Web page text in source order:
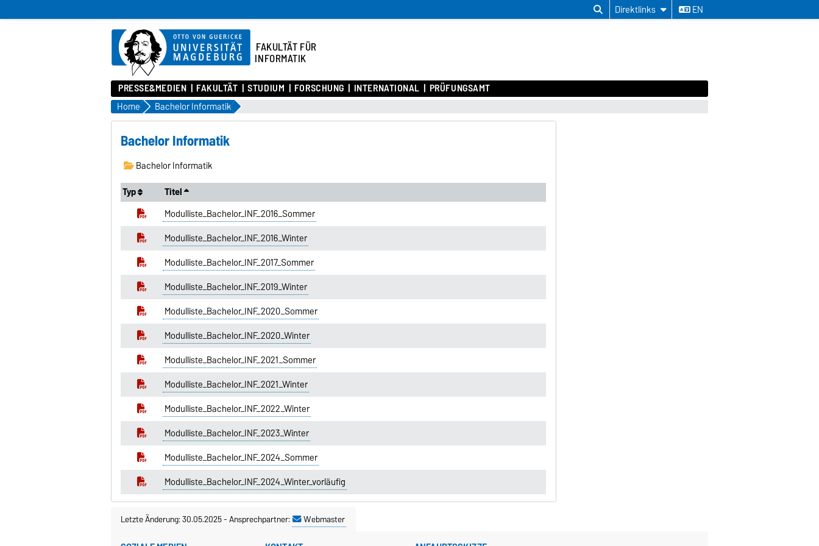
Direktlinks EN
FAKULTÄT FÜR
INFORMATIK
PRESSE&MEDIEN FAKULTÄT STUDIUM FORSCHUNG INTERNATIONAL PRÜFUNGSAMT
Home Bachelor Informatik
Bachelor Informatik
Bachelor Informatik
Typ
Titel
Modulliste_Bachelor_INF_2016_Sommer
Modulliste_Bachelor_INF_2016_Winter
Modulliste_Bachelor_INF_2017_Sommer
Modulliste_Bachelor_INF_2019_Winter
Modulliste_Bachelor_INF_2020_Sommer
Modulliste_Bachelor_INF_2020_Winter
Modulliste_Bachelor_INF_2021_Sommer
Modulliste_Bachelor_INF_2021_Winter
Modulliste_Bachelor_INF_2022_Winter
Modulliste_Bachelor_INF_2023_Winter
Modulliste_Bachelor_INF_2024_Sommer
Modulliste_Bachelor_INF_2024_Winter_vorläufig
Letzte Änderung: 30.05.2025-Ansprechpartner: Webmaster